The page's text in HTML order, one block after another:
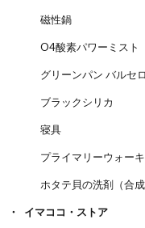
磁性鍋
O4酸素パワーミスト
グリーンパン バルセ
ブラックシリカ
寝具
プライマリーウォー
ホタテ貝の洗剤（合
イマココ・ストア